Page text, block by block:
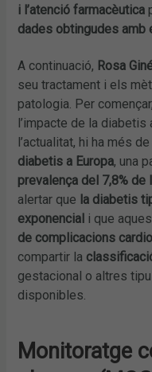
i l’atenció farmacèutica
dades obtingudes amb
A continuació, Rosa
seu tractament i els
patologia. Per
l’impacte de la diabetis
l’actualitat, hi ha més de
diabetis a Europa, una
prevalença del 7,8% de
alertar que la diabetis
exponencial i que
de complicacions
compartir la
gestacional o altres
disponibles.
Monitoratge